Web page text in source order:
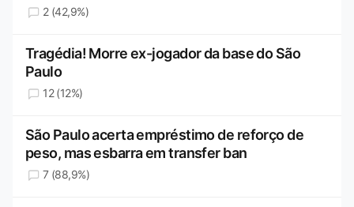
2 (42,9%)
Tragédia! Morre ex-jogador da base do São
Paulo
12 (12%)
São Paulo acerta empréstimo de reforço de
peso, mas esbarra em transfer ban
7 (88,9%)